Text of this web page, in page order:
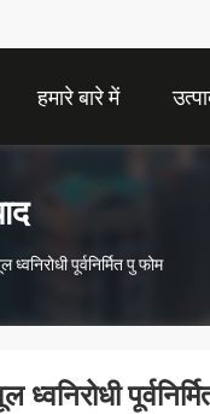
हमारे बारे में
पूर्वनिर्मित पु फोम